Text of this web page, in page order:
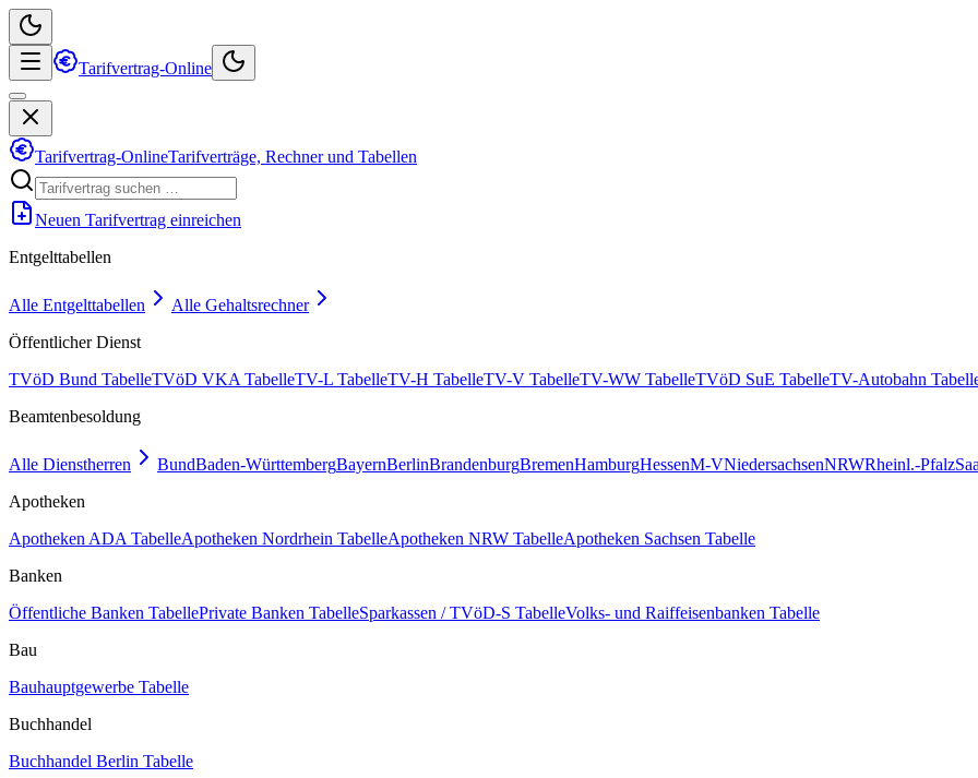
Tarifvertrag-Online
Tarifvertrag-OnlineTarifverträge, Rechner und Tabellen
Neuen Tarifvertrag einreichen
Entgelttabellen
Alle Entgelttabellen
Alle Gehaltsrechner
Öffentlicher Dienst
TVöD Bund TabelleTVöD VKA TabelleTV-L TabelleTV-H TabelleTV-V TabelleTV-WW TabelleTVöD SuE TabelleTV-Autobahn
Beamtenbesoldung
Alle Dienstherren BundBaden-WürttembergBayernBerlinBrandenburgBremenHamburgHessenM-VNiedersachsenNRWRheinl.-Pfalz
Apotheken
Apotheken ADA TabelleApotheken Nordrhein TabelleApotheken NRW TabelleApotheken Sachsen Tabelle
Banken
Öffentliche Banken TabellePrivate Banken TabelleSparkassen / TVöD-S TabelleVolks- und Raiffeisenbanken Tabelle
Bau
Bauhauptgewerbe Tabelle
Buchhandel
Buchhandel Berlin Tabelle